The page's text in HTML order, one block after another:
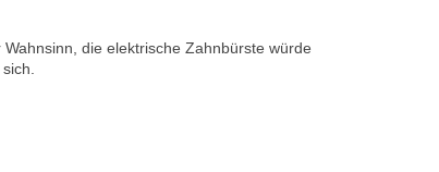
die elektrische Zahnbürste würde